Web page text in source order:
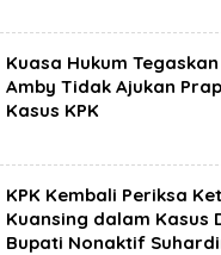
Kuasa Hukum
Amby Tidak Ajukan
Kasus KPK
KPK Kembali Periksa
Kuansing dalam Kasus
Bupati Nonaktif